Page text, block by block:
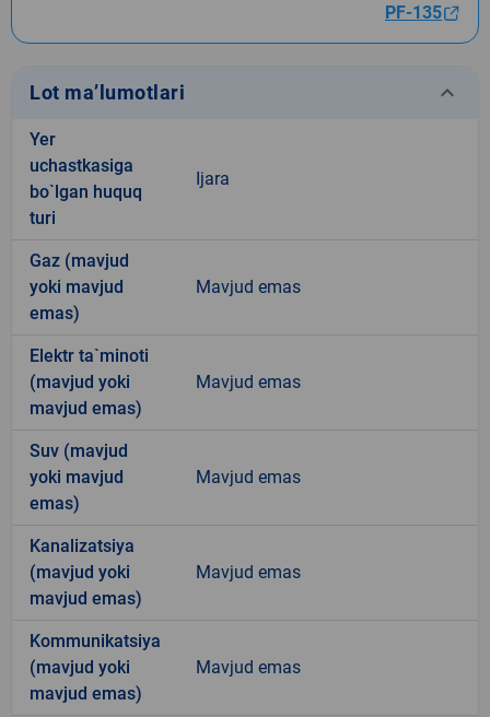
PF-135
Lot ma’lumotlari keyboard_arrow_down
Yer
uchastkasiga
bo`lgan huquq
turi
Ijara
Gaz (mavjud
yoki mavjud
emas)
Mavjud emas
Elektr ta`minoti
(mavjud yoki
mavjud emas)
Mavjud emas
Suv (mavjud
yoki mavjud
emas)
Mavjud emas
Kanalizatsiya
(mavjud yoki
mavjud emas)
Mavjud emas
Kommunikatsiya
(mavjud yoki
mavjud emas)
Mavjud emas